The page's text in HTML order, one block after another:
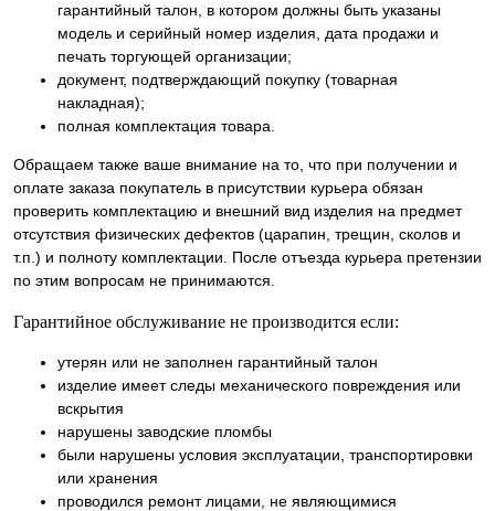
гарантийный талон, в котором должны быть указаны
модель и серийный номер изделия, дата продажи и
печать торгующей организации;
документ, подтверждающий покупку (товарная
накладная);
полная комплектация товара.
Обращаем также ваше внимание на то, что при получении и
оплате заказа покупатель в присутствии курьера обязан
проверить комплектацию и внешний вид изделия на предмет
отсутствия физических дефектов (царапин, трещин, сколов и
т.п.) и полноту комплектации. После отъезда курьера претензии
по этим вопросам не принимаются.
Гарантийное обслуживание не производится если:
утерян или не заполнен гарантийный талон
изделие имеет следы механического повреждения или
вскрытия
нарушены заводские пломбы
были нарушены условия эксплуатации, транспортировки
или хранения
проводился ремонт лицами, не являющимися